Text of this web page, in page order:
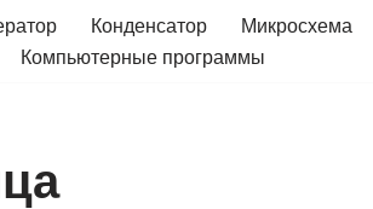
Конденсатор Микросхема
Компьютерные программы